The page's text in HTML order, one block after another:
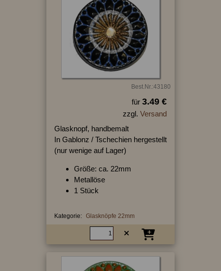
Best.Nr.:43180
für 3.49 €
zzgl. Versand
Glasknopf, handbemalt
In Gablonz / Tschechien hergestellt
(nur wenige auf Lager)
Größe: ca. 22mm
Metallöse
1 Stück
Kategorie: Glasknöpfe 22mm